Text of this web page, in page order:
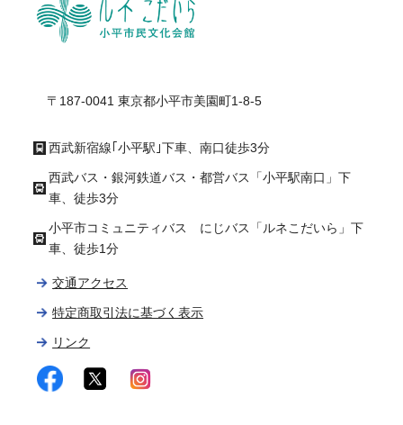
〒187-0041 東京都小平市美園町1-8-5
西武新宿線｢小平駅｣下車、南口徒歩3分
西武バス・銀河鉄道バス・都営バス「小平駅南口」下
車、徒歩3分
小平市コミュニティバス にじバス「ルネこだいら」下
車、徒歩1分
交通アクセス
特定商取引法に基づく表示
リンク
facebooktwitter